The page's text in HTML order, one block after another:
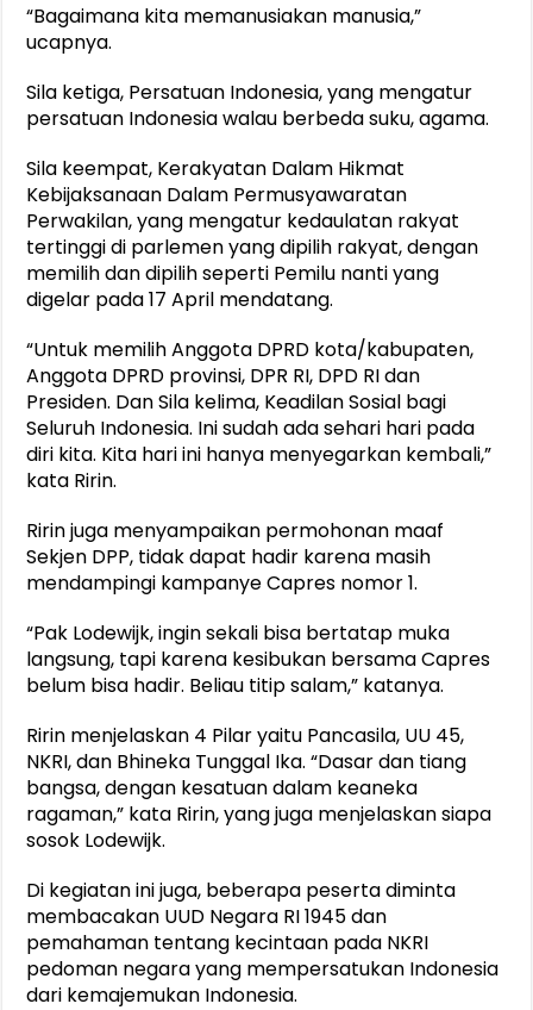
“Bagaimana kita memanusiakan manusia,”
ucapnya.
Sila ketiga, Persatuan Indonesia, yang mengatur
persatuan Indonesia walau berbeda suku, agama.
Sila keempat, Kerakyatan Dalam Hikmat
Kebijaksanaan Dalam Permusyawaratan
Perwakilan, yang mengatur kedaulatan rakyat
tertinggi di parlemen yang dipilih rakyat, dengan
memilih dan dipilih seperti Pemilu nanti yang
digelar pada 17 April mendatang.
“Untuk memilih Anggota DPRD kota/kabupaten,
Anggota DPRD provinsi, DPR RI, DPD RI dan
Presiden. Dan Sila kelima, Keadilan Sosial bagi
Seluruh Indonesia. Ini sudah ada sehari hari pada
diri kita. Kita hari ini hanya menyegarkan kembali,”
kata Ririn.
Ririn juga menyampaikan permohonan maaf
Sekjen DPP, tidak dapat hadir karena masih
mendampingi kampanye Capres nomor 1.
“Pak Lodewijk, ingin sekali bisa bertatap muka
langsung, tapi karena kesibukan bersama Capres
belum bisa hadir. Beliau titip salam,” katanya.
Ririn menjelaskan 4 Pilar yaitu Pancasila, UU 45,
NKRI, dan Bhineka Tunggal Ika. “Dasar dan tiang
bangsa, dengan kesatuan dalam keaneka
ragaman,” kata Ririn, yang juga menjelaskan siapa
sosok Lodewijk.
Di kegiatan ini juga, beberapa peserta diminta
membacakan UUD Negara RI 1945 dan
pemahaman tentang kecintaan pada NKRI
pedoman negara yang mempersatukan Indonesia
dari kemajemukan Indonesia.